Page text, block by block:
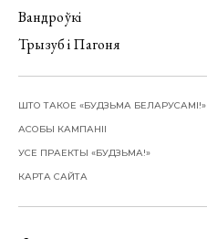
Вандроўкі
Трызуб і Пагоня
ШТО ТАКОЕ «БУДЗЬМА БЕЛАРУСАМІ!»
АСОБЫ КАМПАНІІ
УСЕ ПРАЕКТЫ «БУДЗЬМА!»
КАРТА САЙТА